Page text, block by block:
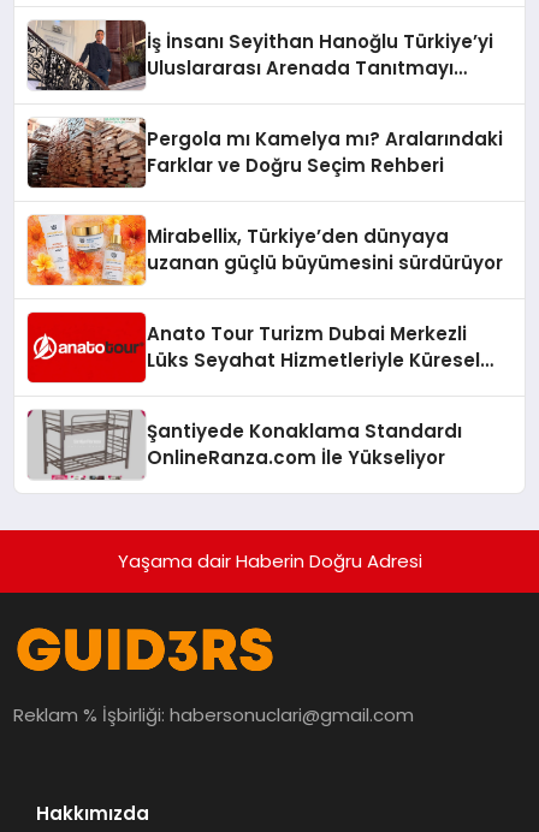
İş İnsanı Seyithan Hanoğlu Türkiye’yi
Uluslararası Arenada Tanıtmayı
Pergola mı Kamelya mı? Aralarındaki
Farklar ve Doğru Seçim Rehberi
Mirabellix, Türkiye’den dünyaya
uzanan güçlü büyümesini sürdürüyor
Anato Tour Turizm Dubai Merkezli
Lüks Seyahat Hizmetleriyle Küresel
Şantiyede Konaklama Standardı
OnlineRanza.com İle Yükseliyor
Yaşama dair Haberin Doğru Adresi
Reklam % İşbirliği:habersonuclari@gmail.com
Hakkımızda